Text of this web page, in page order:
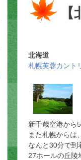
北海道
札幌芙蓉カント
新千歳空港から
また札幌からは
なんと30分で到
27ホールの丘陵